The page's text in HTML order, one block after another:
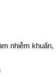
nhiễm khuẩn,